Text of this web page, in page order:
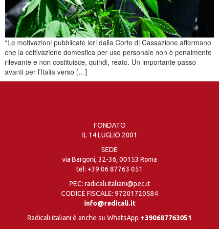
“Le motivazioni pubblicate ieri dalla Corte di Cassazione affermano
che la coltivazione domestica per uso personale non è penalmente
rilevante e non costituisce, quindi, reato. Un importante passo
avanti per l’Italia verso […]
FONDATO
IL 14 LUGLIO 2001
SEDE
via Bargoni, 32-36, 00153 Roma
tel: +39 06 87763 051
PEC: radicali.italiani@pec.it
CODICE FISCALE: 97201720584
info@radicali.it
Radicali italiani è anche su WhatsApp +390687763051